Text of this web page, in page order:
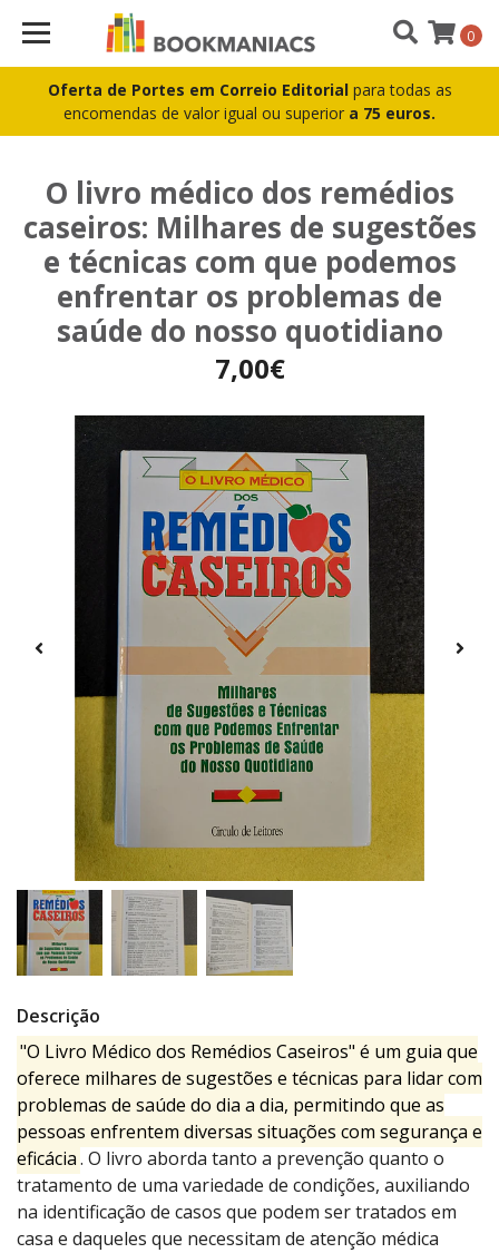
Oferta de Portes em Correio Editorial para todas as
encomendas de valor igual ou superior a 75 euros.
0
O livro médico dos remédios
caseiros: Milhares de sugestões
e técnicas com que podemos
enfrentar os problemas de
saúde do nosso quotidiano
7,00€
Descrição
"O Livro Médico dos Remédios Caseiros" é um guia que
oferece milhares de sugestões e técnicas para lidar com
problemas de saúde do dia a dia, permitindo que as
pessoas enfrentem diversas situações com segurança e
eficácia. O livro aborda tanto a prevenção quanto o
tratamento de uma variedade de condições, auxiliando
na identificação de casos que podem ser tratados em
casa e daqueles que necessitam de atenção médica